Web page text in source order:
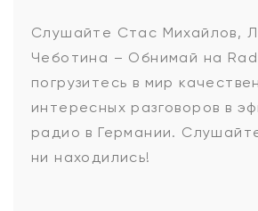
Стас
Люся
Слушайте Стас Михайлов,
Чеботина – Обнимай на
погрузитесь в мир
интересных разговоров в
радио в Германии.
ни находились!